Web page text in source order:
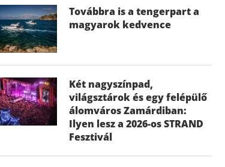
Továbbra is a tengerpart a
magyarok kedvence
Két nagyszínpad,
világsztárok és egy felépülő
álomváros Zamárdiban:
Ilyen lesz a 2026-os STRAND
Fesztivál